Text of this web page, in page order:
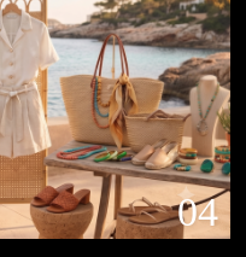
04